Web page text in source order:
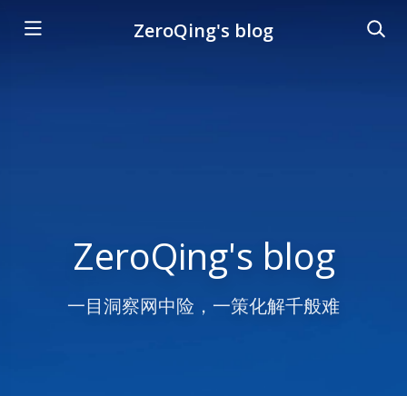
ZeroQing's blog
ZeroQing's blog
一目洞察网中险，一策化解千般难